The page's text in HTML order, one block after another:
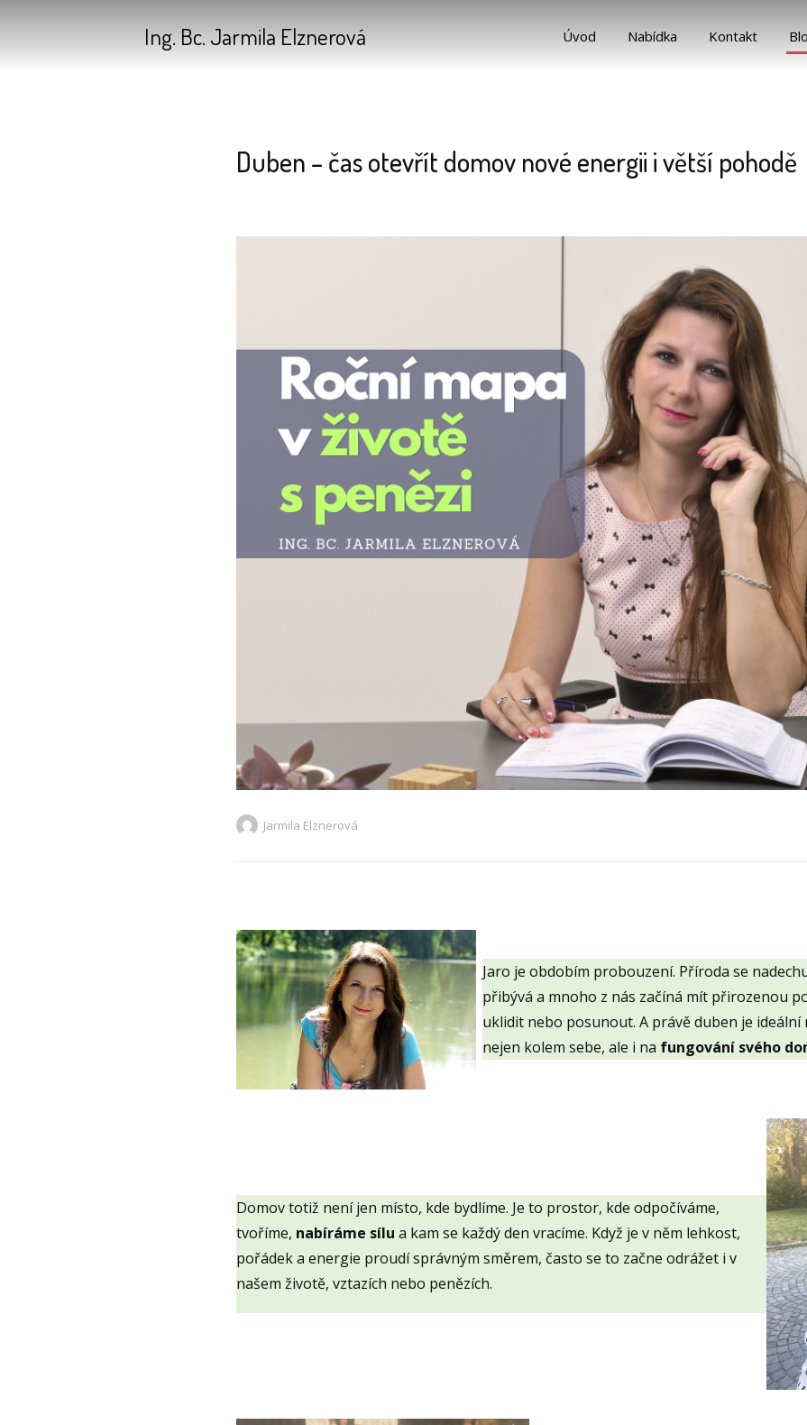
Ing. Bc. Jarmila Elznerová Úvod Nabídka Kontakt
Duben – čas otevřít domov nové energii i větší pohodě
Jarmila Elznerová
Jaro je obdobím probouzení. Příroda se
přibývá a mnoho z nás začíná mít přirozenou
uklidit nebo posunout. A právě duben je ideální
nejen kolem sebe, ale i na fungování svého
Domov totiž není jen místo, kde bydlíme. Je to prostor, kde odpočíváme,
tvoříme, nabíráme sílu a kam se každý den vracíme. Když je v něm lehkost,
pořádek a energie proudí správným směrem, často se to začne odrážet i v
našem životě, vztazích nebo penězích.